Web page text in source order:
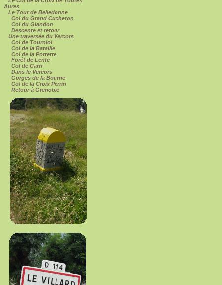
Aures
Le Tour de Belledonne
Col du Grand Cucheron
Col du Glandon
Descente et retour
Une traversée du Vercors
Col de Tourniol
Col de la Bataille
Col de la Portette
Forêt de Lente
Col de Carri
Dans le Vercors
Gorges de la Bourne
Col de la Croix Perrin
Retour à Grenoble